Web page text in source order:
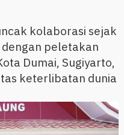
kolaborasi sejak
peletakan
Dumai, Sugiyarto,
keterlibatan dunia